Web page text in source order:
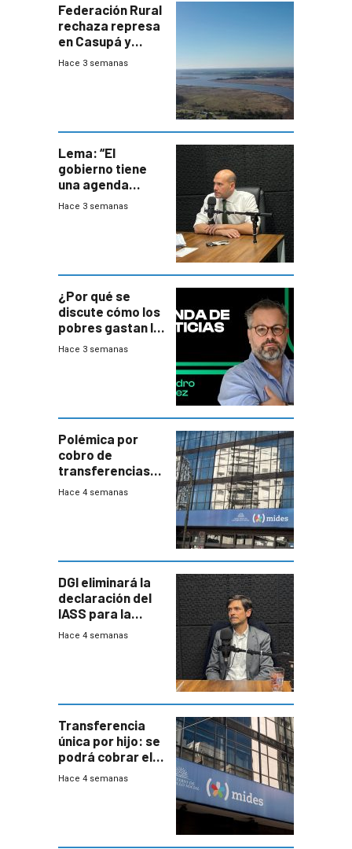
Federación Rural
rechaza represa
en Casupá y
firma demanda
Hace 3 semanas
Lema: “El
gobierno tiene
una agenda
destructiva”
Hace 3 semanas
¿Por qué se
discute cómo los
pobres gastan la
plata?
Hace 3 semanas
Polémica por
cobro de
transferencias
del Mides en
Hace 4 semanas
DGI eliminará la
declaración del
IASS para la
mayoría de los
Hace 4 semanas
Transferencia
única por hijo: se
podrá cobrar el
100% en efectivo
Hace 4 semanas